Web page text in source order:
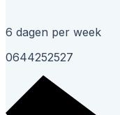
6 dagen per week
0644252527